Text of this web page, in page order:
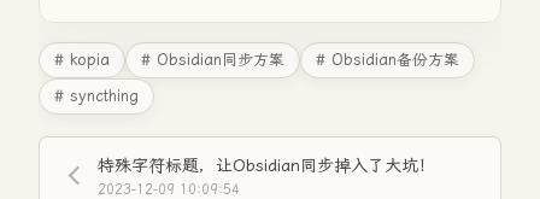
# kopia # Obsidian同步方案
# Obsidian备份方案
# syncthing
特殊字符标题，让Obsidian同步掉入了大坑！
2023-12-09 10:09:54